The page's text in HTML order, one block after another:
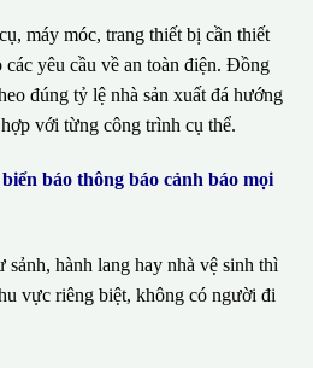
máy móc, trang thiết bị cần thiết
yêu cầu về an toàn điện. Đồng
đúng tỷ lệ nhà sản xuất đá hướng
với từng công trình cụ thể.
báo thông báo cảnh báo mọi
hành lang hay nhà vệ sinh thì
vực riêng biệt, không có người đi